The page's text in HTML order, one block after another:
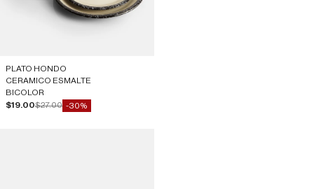
PLATO HONDO
CERAMICO ESMALTE
BICOLOR
Precio de oferta
$19.00Precio normal
$27.00 -30%